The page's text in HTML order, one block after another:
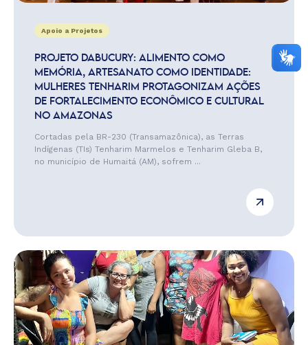
Apoio a Projetos
PROJETO DABUCURY: ALIMENTO COMO
MEMÓRIA, ARTESANATO COMO IDENTIDADE:
MULHERES TENHARIM PROTAGONIZAM AÇÕES
DE FORTALECIMENTO ECONÔMICO E CULTURAL
NO AMAZONAS
Cortadas pela BR-230 (Transamazônica), as Terras
Indígenas (TIs) Tenharim Marmelos e Tenharim Gleba B,
no município de Humaitá (AM), sofrem ...